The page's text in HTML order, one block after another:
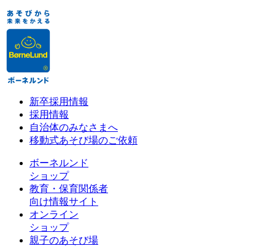
新卒採用情報
採用情報
自治体のみなさまへ
移動式あそび場のご依頼
ボーネルンド
ショップ
教育・保育関係者
向け情報サイト
オンライン
ショップ
親子のあそび場